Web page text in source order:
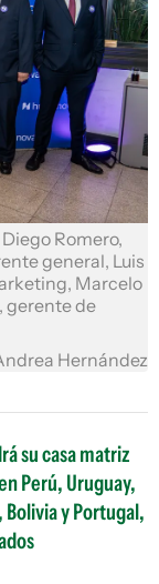
Romero,
general, Luis
Marcelo
gerente de
Hernández
su casa matriz
Perú, Uruguay,
Bolivia y Portugal,